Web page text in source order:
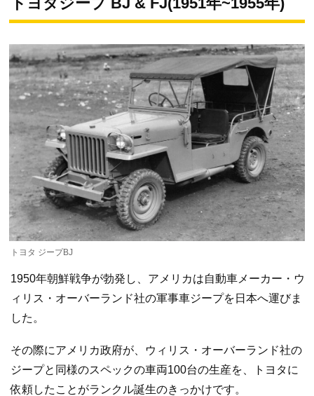
トヨタ ジープBJ
1950年朝鮮戦争が勃発し、アメリカは自動車メーカー・ウ
ィリス・オーバーランド社の軍事車ジープを日本へ運びま
した。
その際にアメリカ政府が、ウィリス・オーバーランド社の
ジープと同様のスペックの車両100台の生産を、トヨタに
依頼したことがランクル誕生のきっかけです。